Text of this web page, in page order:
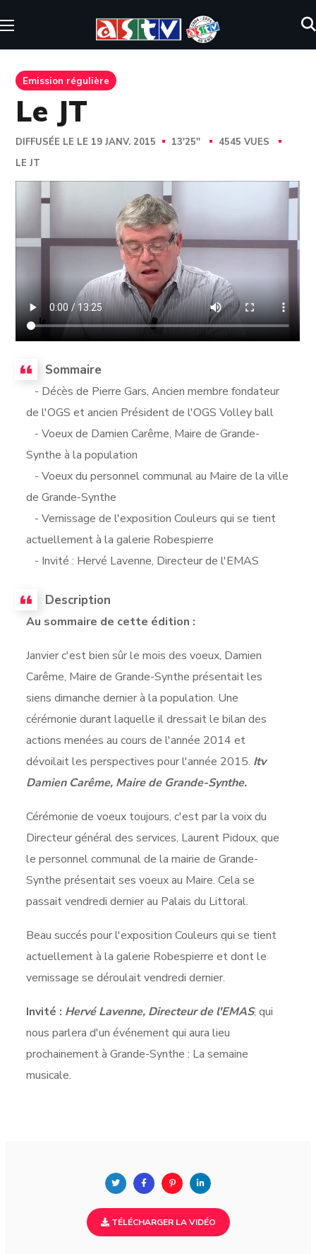
Emission régulière
Le JT
DIFFUSÉE LE LE 19 JANV. 2015 13'25''
4545 VUES
LE JT
Sommaire
- Décès de Pierre Gars, Ancien membre fondateur
de l'OGS et ancien Président de l'OGS Volley ball
- Voeux de Damien Carême, Maire de Grande-
Synthe à la population
- Voeux du personnel communal au Maire de la ville
de Grande-Synthe
- Vernissage de l'exposition Couleurs qui se tient
actuellement à la galerie Robespierre
- Invité : Hervé Lavenne, Directeur de l'EMAS
Description
Au sommaire de cette édition :
Janvier c'est bien sûr le mois des voeux, Damien
Carême, Maire de Grande-Synthe présentait les
siens dimanche dernier à la population. Une
cérémonie durant laquelle il dressait le bilan des
actions menées au cours de l'année 2014 et
dévoilait les perspectives pour l'année 2015. Itv
Damien Carême, Maire de Grande-Synthe.
Cérémonie de voeux toujours, c'est par la voix du
Directeur général des services, Laurent Pidoux, que
le personnel communal de la mairie de Grande-
Synthe présentait ses voeux au Maire. Cela se
passait vendredi dernier au Palais du Littoral.
Beau succés pour l'exposition Couleurs qui se tient
actuellement à la galerie Robespierre et dont le
vernissage se déroulait vendredi dernier.
Invité : Hervé Lavenne, Directeur de l'EMAS, qui
nous parlera d'un événement qui aura lieu
prochainement à Grande-Synthe : La semaine
musicale.
TÉLÉCHARGER LA VIDÉO